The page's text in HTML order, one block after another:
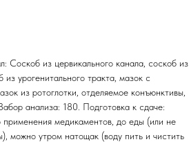
Соскоб из цервикального канала, соскоб из
урогенитального тракта, мазок с
из ротоглотки, отделяемое конъюнктивы,
анализа: 180. Подготовка к сдаче:
медикаментов, до еды (или не
можно утром натощак (воду пить и чистить